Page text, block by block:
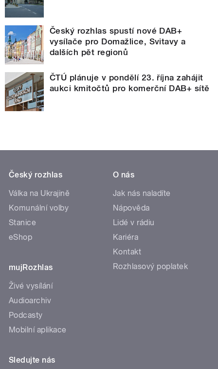
Český rozhlas spustí nové DAB+
vysílače pro Domažlice, Svitavy a
dalších pět regionů
ČTÚ plánuje v pondělí 23. října zahájit
aukci kmitočtů pro komerční DAB+ sítě
Český rozhlas
Válka na Ukrajině
Komunální volby
Stanice
eShop
mujRozhlas
Živé vysílání
Audioarchiv
Podcasty
Mobilní aplikace
O nás
Jak nás naladíte
Nápověda
Lidé v rádiu
Kariéra
Kontakt
Rozhlasový poplatek
Sledujte nás